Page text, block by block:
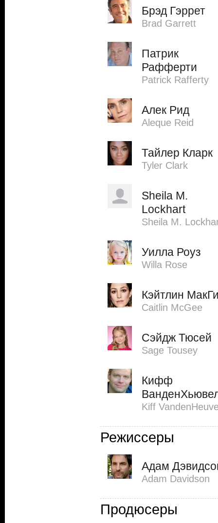
Брэд Гэррет
Brad Garrett
Патрик
Рафферти
Patrick Rafferty
Алек Рид
Aleque Reid
Тайлер Кларк
Tyler Clark
Sheila M.
Lockhart
Sheila M.
Уилла Роуз
Willa Rose
Кэйтлин
Caitlin McGee
Сэйдж Тюсей
Sage Tousey
Кифф
Kiff
Режиссеры
Адам
Adam Davidson
Продюсеры